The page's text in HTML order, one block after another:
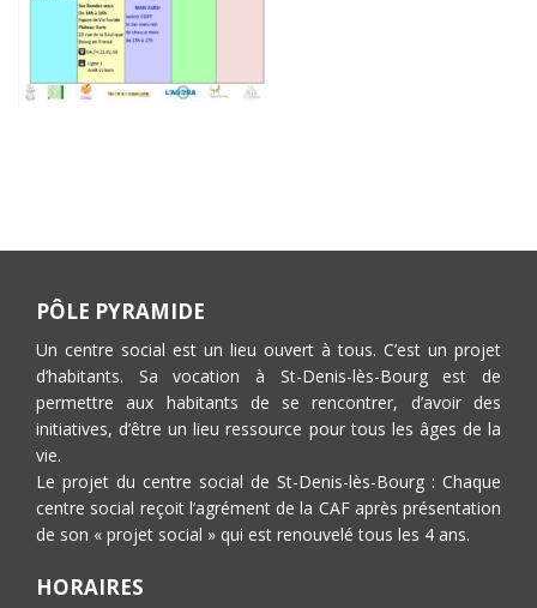
PÔLE PYRAMIDE
Un centre social est un lieu ouvert à tous. C’est un projet
d’habitants. Sa vocation à St-Denis-lès-Bourg est de
permettre aux habitants de se rencontrer, d’avoir des
initiatives, d’être un lieu ressource pour tous les âges de la
vie.
Le projet du centre social de St-Denis-lès-Bourg : Chaque
centre social reçoit l’agrément de la CAF après présentation
de son « projet social » qui est renouvelé tous les 4 ans.
HORAIRES